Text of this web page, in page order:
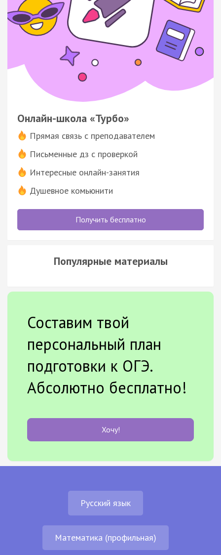
Онлайн-школа «Турбо»
Прямая связь с преподавателем
Письменные дз с проверкой
Интересные онлайн-занятия
Душевное комьюнити
Получить бесплатно
Популярные материалы
Составим твой
персональный план
подготовки к ОГЭ.
Абсолютно бесплатно!
Хочу!
Русский язык
Математика (профильная)